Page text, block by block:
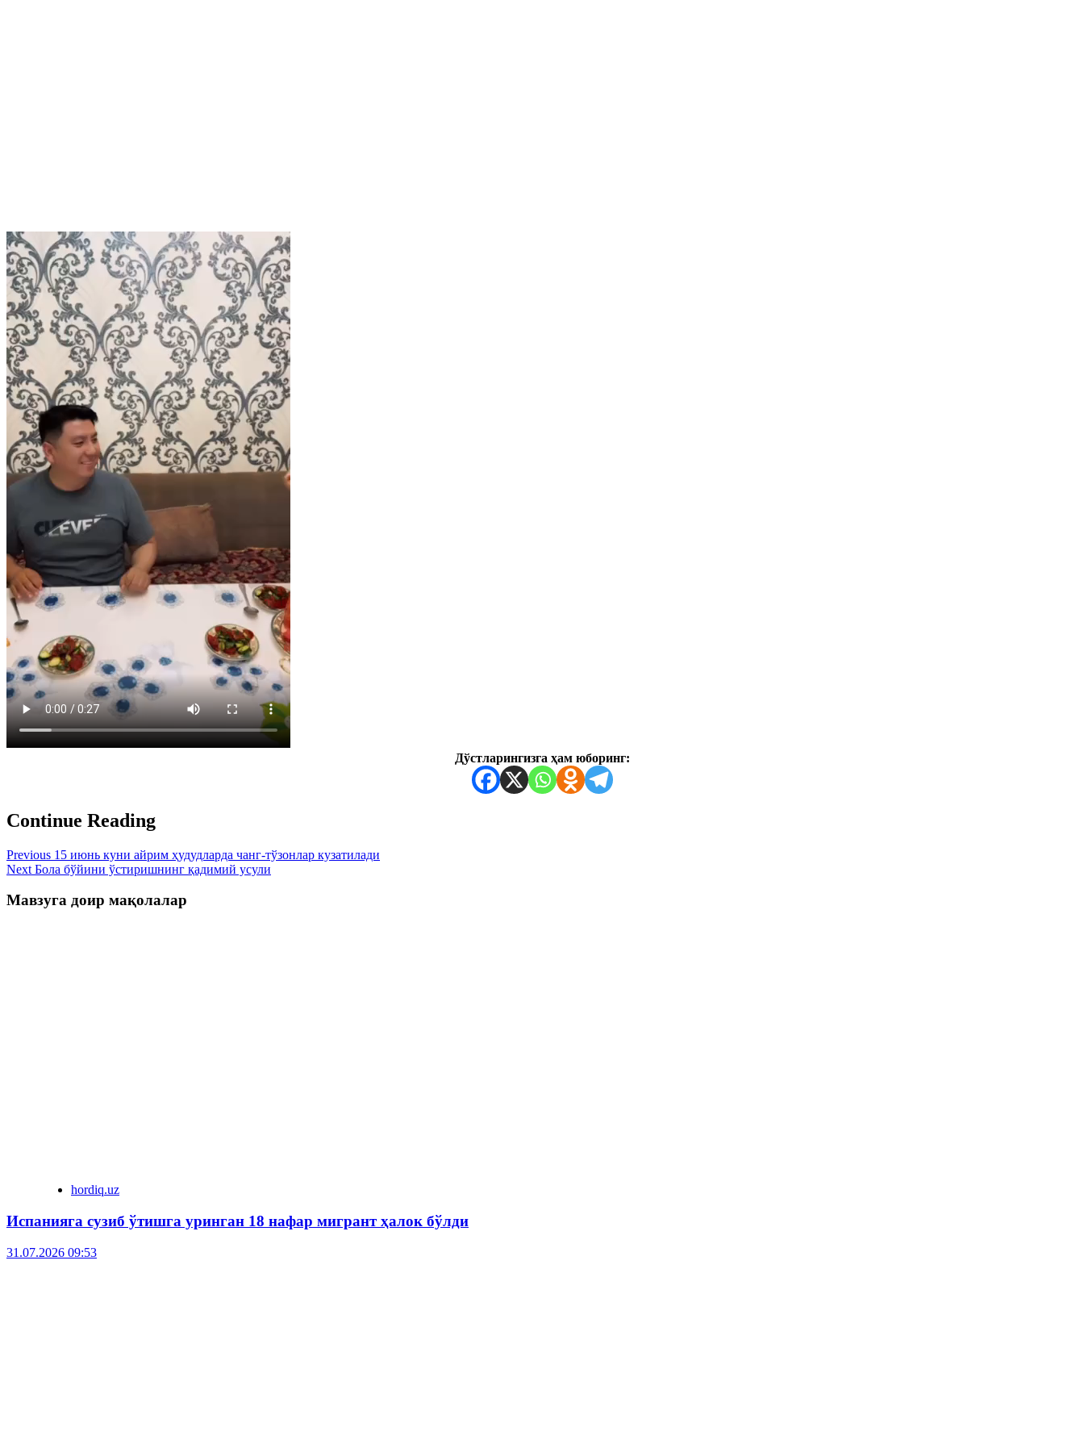
Дўстларингизга ҳам юборинг:
Continue Reading
Previous 15 июнь куни айрим ҳудудларда чанг-тўзонлар кузатилади
Next Бола бўйини ўстиришнинг қадимий усули
Мавзуга доир мақолалар
hordiq.uz
Испанияга сузиб ўтишга уринган 18 нафар мигрант ҳалок бўлди
31.07.2026 09:53